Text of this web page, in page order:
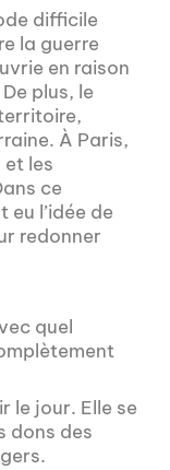
difficile
la guerre
en raison
plus, le
À Paris,
les
ce
l’idée de
redonner
quel
le jour. Elle se
dons des